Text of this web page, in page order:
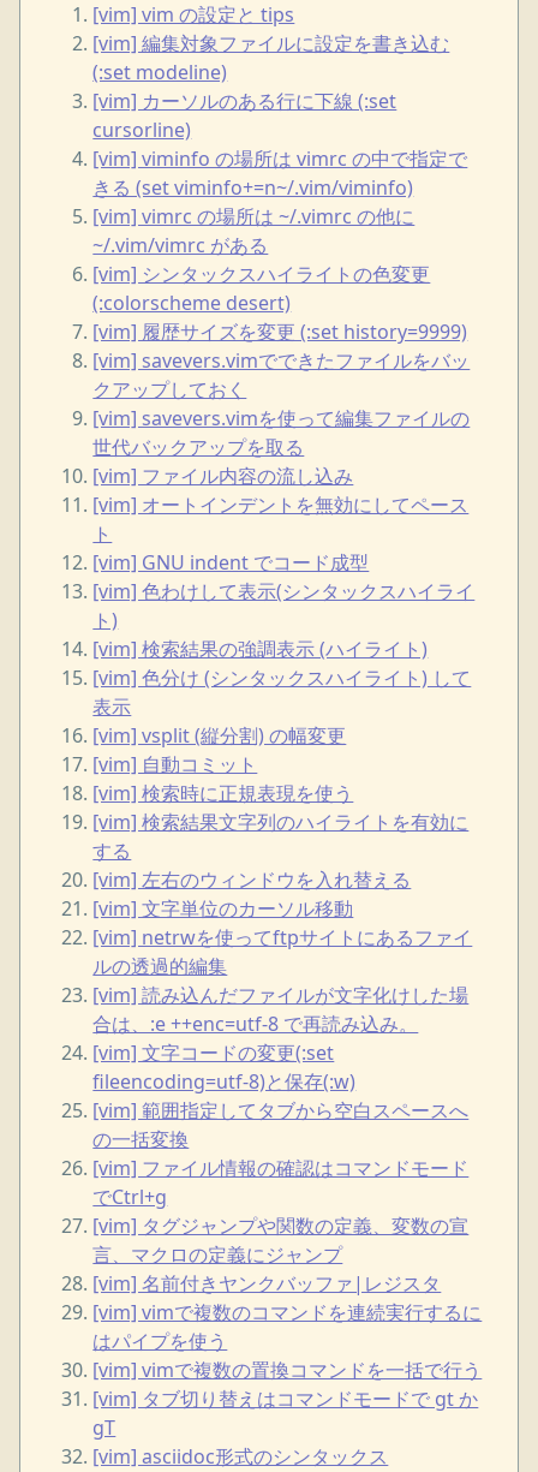
[vim] vim の設定と tips
[vim] 編集対象ファイルに設定を書き込む
(:set modeline)
[vim] カーソルのある行に下線 (:set
cursorline)
[vim] viminfo の場所は vimrc の中で指定で
きる (set viminfo+=n~/.vim/viminfo)
[vim] vimrc の場所は ~/.vimrc の他に
~/.vim/vimrc がある
[vim] シンタックスハイライトの色変更
(:colorscheme desert)
[vim] 履歴サイズを変更 (:set history=9999)
[vim] savevers.vimでできたファイルをバッ
クアップしておく
[vim] savevers.vimを使って編集ファイルの
世代バックアップを取る
[vim] ファイル内容の流し込み
[vim] オートインデントを無効にしてペース
ト
[vim] GNU indent でコード成型
[vim] 色わけして表示(シンタックスハイライ
ト)
[vim] 検索結果の強調表示 (ハイライト)
[vim] 色分け (シンタックスハイライト) して
表示
[vim] vsplit (縦分割) の幅変更
[vim] 自動コミット
[vim] 検索時に正規表現を使う
[vim] 検索結果文字列のハイライトを有効に
する
[vim] 左右のウィンドウを入れ替える
[vim] 文字単位のカーソル移動
[vim] netrwを使ってftpサイトにあるファイ
ルの透過的編集
[vim] 読み込んだファイルが文字化けした場
合は、:e ++enc=utf-8 で再読み込み。
[vim] 文字コードの変更(:set
fileencoding=utf-8)と保存(:w)
[vim] 範囲指定してタブから空白スペースへ
の一括変換
[vim] ファイル情報の確認はコマンドモード
でCtrl+g
[vim] タグジャンプや関数の定義、変数の宣
言、マクロの定義にジャンプ
[vim] 名前付きヤンクバッファ|レジスタ
[vim] vimで複数のコマンドを連続実行するに
はパイプを使う
[vim] vimで複数の置換コマンドを一括で行う
[vim] タブ切り替えはコマンドモードで gt か
gT
[vim] asciidoc形式のシンタックス